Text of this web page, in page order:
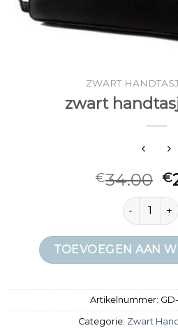
ZWART
zwart
€34.00 €
zwart
TOEVOEGEN AAN
Artikelnummer:
Categorie: Zwart